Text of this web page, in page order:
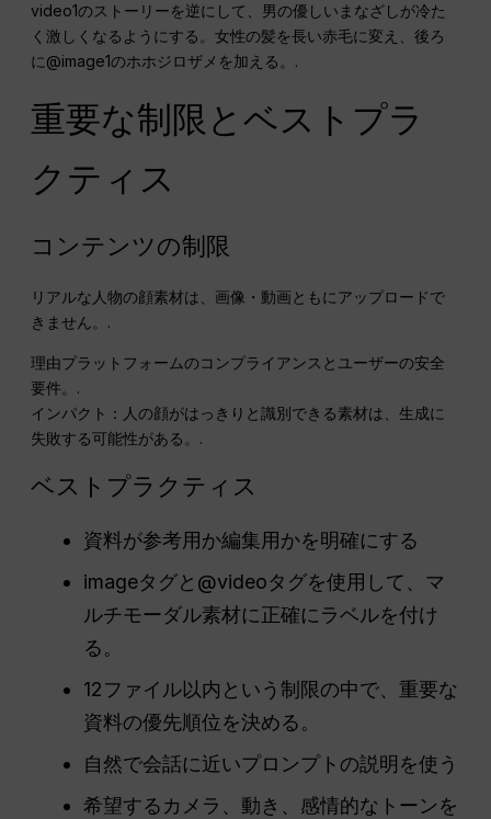
video1のストーリーを逆にして、男の優しいまなざしが冷た
く激しくなるようにする。女性の髪を長い赤毛に変え、後ろ
に@image1のホホジロザメを加える。.
重要な制限とベストプラ
クティス
コンテンツの制限
リアルな人物の顔素材は、画像・動画ともにアップロードで
きません。.
理由プラットフォームのコンプライアンスとユーザーの安全
要件。.
インパクト：人の顔がはっきりと識別できる素材は、生成に
失敗する可能性がある。.
ベストプラクティス
資料が参考用か編集用かを明確にする
imageタグと@videoタグを使用して、マ
ルチモーダル素材に正確にラベルを付け
る。
12ファイル以内という制限の中で、重要な
資料の優先順位を決める。
自然で会話に近いプロンプトの説明を使う
希望するカメラ、動き、感情的なトーンを